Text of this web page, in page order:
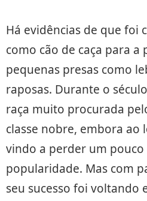
Há evidências de que foi
como cão de caça para
pequenas presas como
raposas. Durante o
raça muito procurada
classe nobre, embora ao
vindo a perder um pouco
popularidade. Mas com
seu sucesso foi voltando